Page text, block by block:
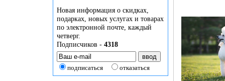
Новая информация о скидках,
подарках, новых услугах и товарах
по электронной почте, каждый
четверг.
Подписчиков - 4318
подписаться отказаться